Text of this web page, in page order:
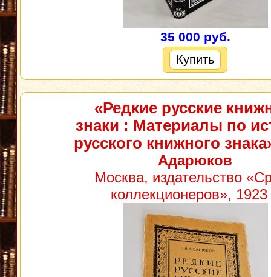
35 000 руб.
Купить
«Редкие русские
знаки : Материалы по
русского книжного
Адарюков
Москва, издательство
коллекционеров», 1923